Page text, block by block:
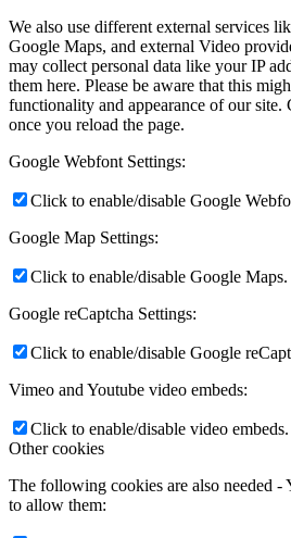
We also use different external services
Google Maps, and external Video
may collect personal data like your IP
them here. Please be aware that this
functionality and appearance of our site.
once you reload the page.
Google Webfont Settings:
Click to enable/disable Google
Google Map Settings:
Click to enable/disable Google Maps.
Google reCaptcha Settings:
Click to enable/disable Google
Vimeo and Youtube video embeds:
Click to enable/disable video embeds.
Other cookies
The following cookies are also needed -
to allow them: